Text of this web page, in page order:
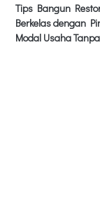
Tips Bangun
Berkelas dengan
Modal Usaha